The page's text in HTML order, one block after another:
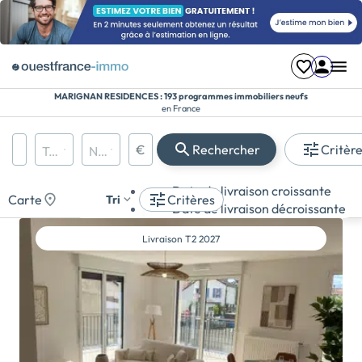
MARIGNAN RESIDENCES : 193 programmes immobiliers neufs
en France
Région, département, ville, CP
Maison
Types de biens Nombre de pièces Prix maximum
€ Rechercher
Carte Critères
Tri
Date de livraison croissante
Date de livraison décroissante
Livraison T2 2027